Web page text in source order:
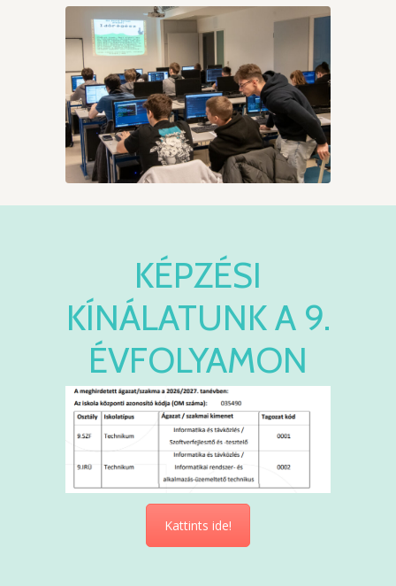
KÉPZÉSI
KÍNÁLATUNK A 9.
ÉVFOLYAMON
Kattints ide!